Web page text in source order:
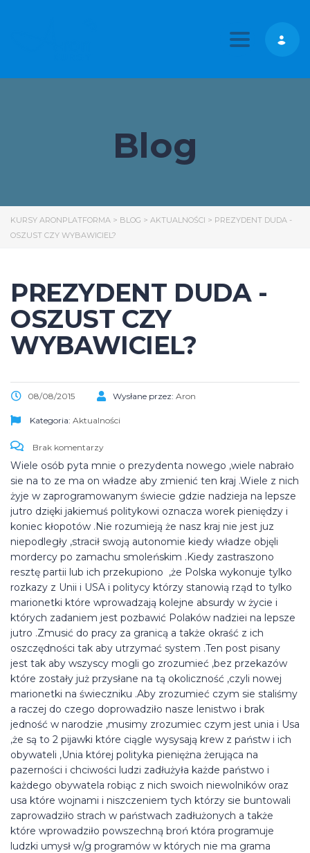
Toggle
Blog
KURSY ARONPLATFORMA > BLOG > AKTUALNOŚCI > PREZYDENT DUDA -
OSZUST CZY WYBAWICIEL?
PREZYDENT DUDA -
OSZUST CZY
WYBAWICIEL?
08/08/2015 Wysłane przez: Aron
Kategoria: Aktualności
Brak komentarzy
Wiele osób pyta mnie o prezydenta nowego ,wiele nabrało
sie na to ze ma on władze aby zmienić ten kraj .Wiele z nich
żyje w zaprogramowanym świecie gdzie nadzieja na lepsze
jutro dzięki jakiemuś politykowi oznacza worek pieniędzy i
koniec kłopotów .Nie rozumieją że nasz kraj nie jest juz
niepodległy ,stracił swoją autonomie kiedy władze objęli
mordercy po zamachu smoleńskim .Kiedy zastraszono
resztę partii lub ich przekupiono ,że Polska wykonuje tylko
rozkazy z Unii i USA i politycy którzy stanowią rząd to tylko
marionetki które wprowadzają kolejne absurdy w życie i
których zadaniem jest pozbawić Polaków nadziei na lepsze
jutro .Zmusić do pracy za granicą a także okraść z ich
oszczędności tak aby utrzymać system .Ten post pisany
jest tak aby wszyscy mogli go zrozumieć ,bez przekazów
które zostały już przysłane na tą okoliczność ,czyli nowej
marionetki na świeczniku .Aby zrozumieć czym sie staliśmy
a raczej do czego doprowadziło nasze lenistwo i brak
jedność w narodzie ,musimy zrozumiec czym jest unia i Usa
,że są to 2 pijawki które ciągle wysysają krew z państw i ich
obywateli ,Unia której polityka pieniężna żerująca na
pazerności i chciwości ludzi zadłużyła każde państwo i
każdego obywatela robiąc z nich swoich niewolników oraz
usa które wojnami i niszczeniem tych którzy sie buntowali
zaprowadziło strach w państwach zadłużonych a także
które wprowadziło powszechną broń która programuje
ludzki umysł w/g programów w których nie ma grama